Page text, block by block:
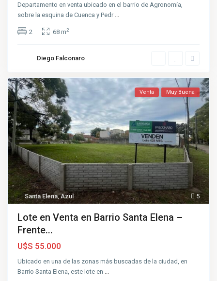
Departamento en venta ubicado en el barrio de Agronomía,
sobre la esquina de Cuenca y Pedr
2 68 m2
Diego Falconaro
5
Santa Elena,Azul
Venta Muy Buena
Lote en Venta en Barrio Santa Elena –
Frente...
U$S 55.000
Ubicado en una de las zonas más buscadas de la ciudad, en
Barrio Santa Elena, este lote en ...